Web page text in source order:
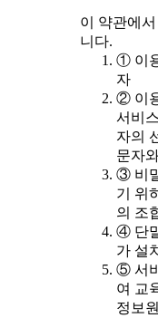
이 약관에
니다.
① 이
자
② 이
서비
자의
문자
③ 비
기 위
의 조
④ 단
가 설
⑤ 서
여 교
정보